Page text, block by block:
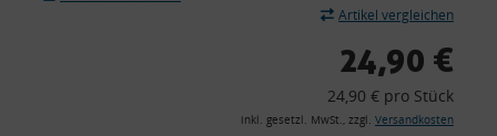
Artikel vergleichen
24,90 €
24,90 € pro Stück
inkl. gesetzl. MwSt., zzgl. Versandkosten